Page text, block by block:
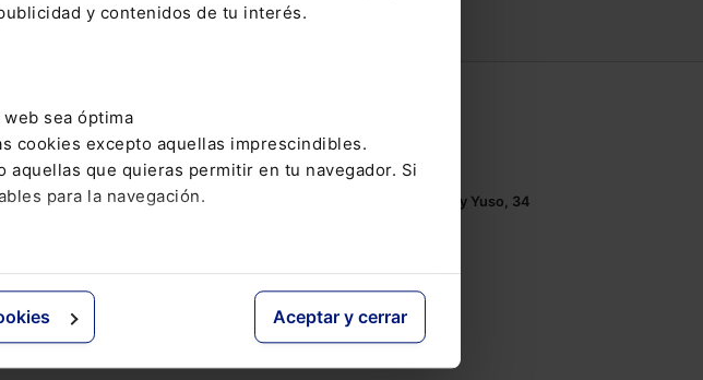
y contenidos de tu interés.
sea óptima
cookies excepto aquellas imprescindibles.
aquellas que quieras permitir en tu navegador. Si
para la navegación.
Aceptar y cerrar
Lefebvre
Asesoría
Tel.: 91 210 80 00
Mándanos unemail
Monasterios de Suso y Yuso, 34